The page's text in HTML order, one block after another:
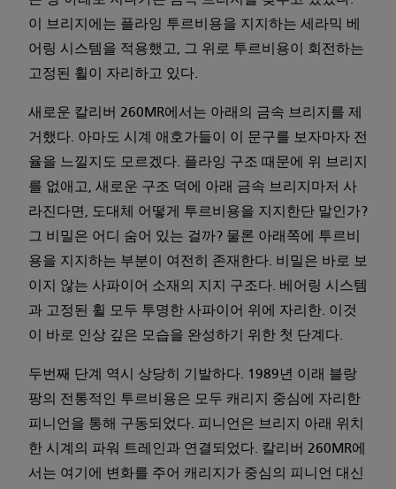
이 브리지에는 플라잉 투르비용을 지지하는 세라믹 베
어링 시스템을 적용했고, 그 위로 투르비용이 회전하는
고정된 휠이 자리하고 있다.
새로운 칼리버 260MR에서는 아래의 금속 브리지를 제
거했다. 아마도 시계 애호가들이 이 문구를 보자마자 전
율을 느낄지도 모르겠다. 플라잉 구조 때문에 위 브리지
를 없애고, 새로운 구조 덕에 아래 금속 브리지마저 사
라진다면, 도대체 어떻게 투르비용을 지지한단 말인가?
그 비밀은 어디 숨어 있는 걸까? 물론 아래쪽에 투르비
용을 지지하는 부분이 여전히 존재한다. 비밀은 바로 보
이지 않는 사파이어 소재의 지지 구조다. 베어링 시스템
과 고정된 휠 모두 투명한 사파이어 위에 자리한. 이것
이 바로 인상 깊은 모습을 완성하기 위한 첫 단계다.
두번째 단계 역시 상당히 기발하다. 1989년 이래 블랑
팡의 전통적인 투르비용은 모두 캐리지 중심에 자리한
피니언을 통해 구동되었다. 피니언은 브리지 아래 위치
한 시계의 파워 트레인과 연결되었다. 칼리버 260MR에
서는 여기에 변화를 주어 캐리지가 중심의 피니언 대신